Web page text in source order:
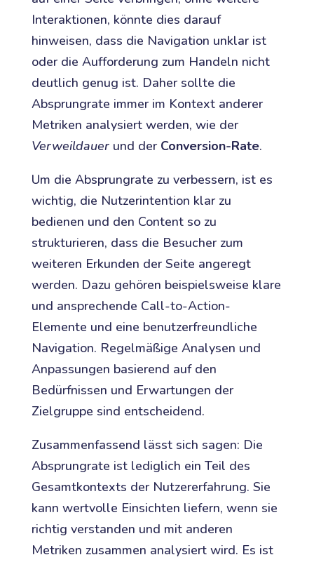
Interaktionen, könnte dies darauf
hinweisen, dass die Navigation unklar ist
oder die Aufforderung zum Handeln nicht
deutlich genug ist. Daher sollte die
Absprungrate immer im Kontext anderer
Metriken analysiert werden, wie der
Verweildauerund der Conversion-Rate.
Um die Absprungrate zu verbessern, ist es
wichtig, die Nutzerintention klar zu
bedienen und den Content so zu
strukturieren, dass die Besucher zum
weiteren Erkunden der Seite angeregt
werden. Dazu gehören beispielsweise klare
und ansprechende Call-to-Action-
Elemente und eine benutzerfreundliche
Navigation. Regelmäßige Analysen und
Anpassungen basierend auf den
Bedürfnissen und Erwartungen der
Zielgruppe sind entscheidend.
Zusammenfassend lässt sich sagen: Die
Absprungrate ist lediglich ein Teil des
Gesamtkontexts der Nutzererfahrung. Sie
kann wertvolle Einsichten liefern, wenn sie
richtig verstanden und mit anderen
Metriken zusammen analysiert wird. Es ist